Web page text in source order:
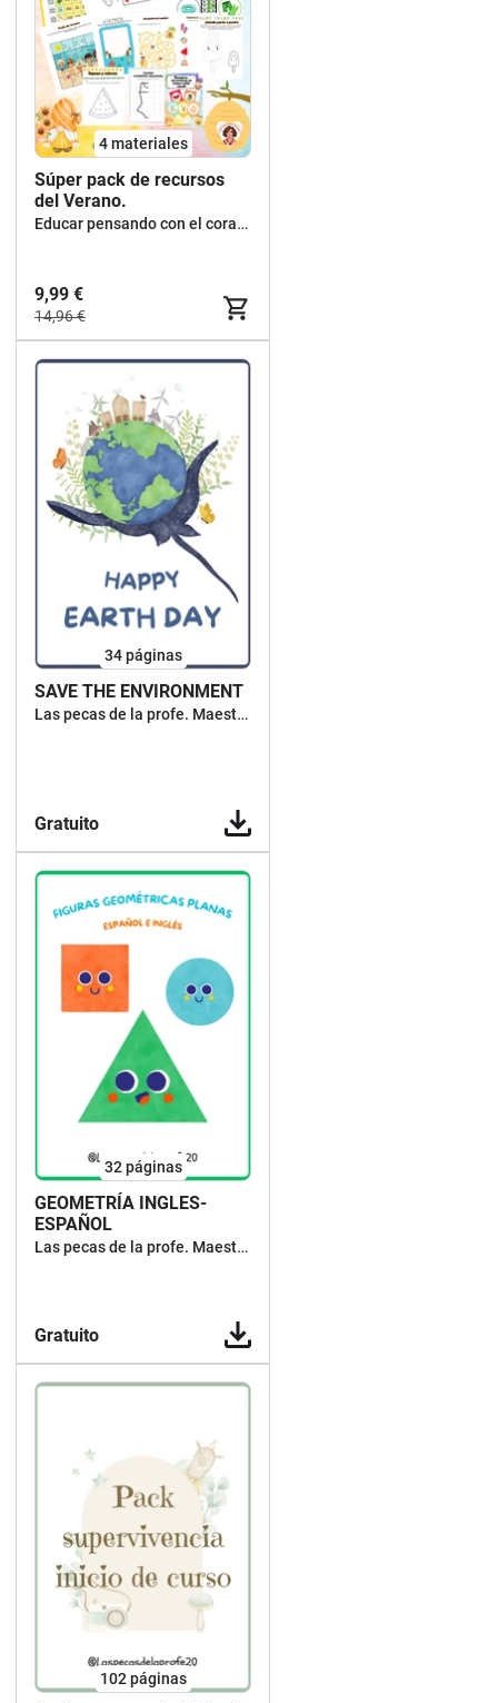
4 materiales
Súper pack de recursos
del Verano.
Educar pensando con el corazón
9,99 €
14,96 €
34páginas
SAVE THE ENVIRONMENT
Las pecas de la profe. Maestra y escritora de cuentos
Gratuito
32páginas
GEOMETRÍA INGLES-
ESPAÑOL
Las pecas de la profe. Maestra y escritora de cuentos
Gratuito
102páginas